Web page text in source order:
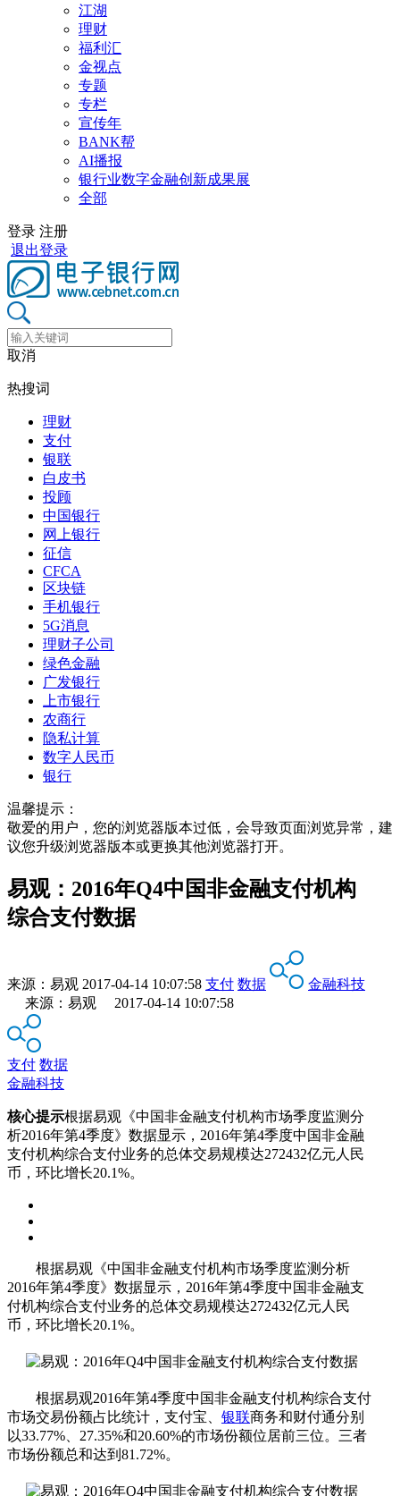
江湖
理财
福利汇
金视点
专题
专栏
宣传年
BANK帮
AI播报
银行业数字金融创新成果展
全部
登录 注册
退出登录
取消
热搜词
理财
支付
银联
白皮书
投顾
中国银行
网上银行
征信
CFCA
区块链
手机银行
5G消息
理财子公司
绿色金融
广发银行
上市银行
农商行
隐私计算
数字人民币
银行
温馨提示：
敬爱的用户，您的浏览器版本过低，会导致页面浏览异常，建
议您升级浏览器版本或更换其他浏览器打开。
易观：2016年Q4中国非金融支付机构
综合支付数据
来源： 易观 2017-04-14 10:07:58 支付 数据
金融科技
来源：易观 2017-04-14 10:07:58
支付 数据
金融科技
核心提示根据易观《中国非金融支付机构市场季度监测分
析2016年第4季度》数据显示，2016年第4季度中国非金融
支付机构综合支付业务的总体交易规模达272432亿元人民
币，环比增长20.1%。
根据易观《中国非金融支付机构市场季度监测分析
2016年第4季度》数据显示，2016年第4季度中国非金融支
付机构综合支付业务的总体交易规模达272432亿元人民
币，环比增长20.1%。
根据易观2016年第4季度中国非金融支付机构综合支付
市场交易份额占比统计，支付宝、 银联商务和财付通分别
以33.77%、27.35%和20.60%的市场份额位居前三位。三者
市场份额总和达到81.72%。